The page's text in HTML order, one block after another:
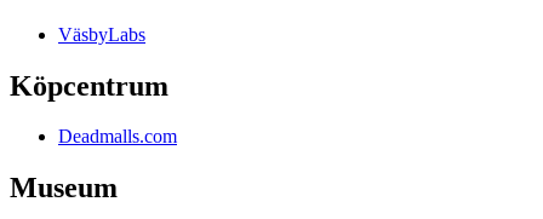
VäsbyLabs
Köpcentrum
Deadmalls.com
Museum